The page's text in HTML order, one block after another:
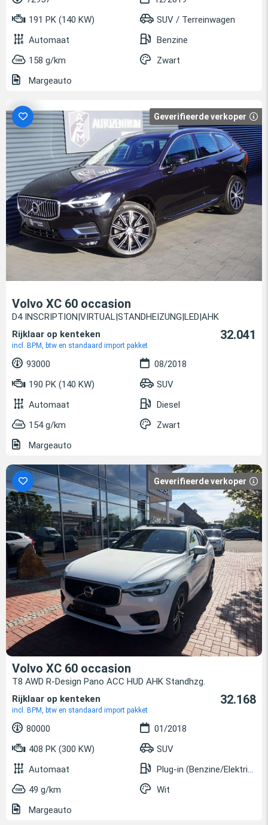
191 PK (140 KW)
SUV / Terreinwagen
Automaat
Benzine
158 g/km
Zwart
Margeauto
Geverifieerde verkoper
Volvo XC 60 occasion
D4 INSCRIPTION|VIRTUAL|STANDHEIZUNG|LED|AHK
Rijklaar op kenteken
incl. BPM, btw en standaard import pakket
32.041
93000
08/2018
190 PK (140 KW)
SUV
Automaat
Diesel
154 g/km
Zwart
Margeauto
Geverifieerde verkoper
Volvo XC 60 occasion
T8 AWD R-Design Pano ACC HUD AHK Standhzg.
Rijklaar op kenteken
incl. BPM, btw en standaard import pakket
32.168
80000
01/2018
408 PK (300 KW)
SUV
Automaat
Plug-in (Benzine/Elektrisch)
49 g/km
Wit
Margeauto